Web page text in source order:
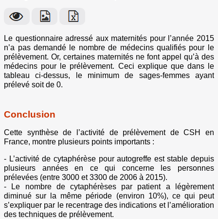
Le questionnaire adressé aux maternités pour l’année 2015
n’a pas demandé le nombre de médecins qualifiés pour le
prélèvement. Or, certaines maternités ne font appel qu’à des
médecins pour le prélèvement. Ceci explique que dans le
tableau ci-dessus, le minimum de sages-femmes ayant
prélevé soit de 0.
Conclusion
Cette synthèse de l’activité de prélèvement de CSH en
France, montre plusieurs points importants :
- L’activité de cytaphérèse pour autogreffe est stable depuis
plusieurs années en ce qui concerne les personnes
prélevées (entre 3000 et 3300 de 2006 à 2015).
- Le nombre de cytaphérèses par patient a légèrement
diminué sur la même période (environ 10%), ce qui peut
s’expliquer par le recentrage des indications et l’amélioration
des techniques de prélèvement.